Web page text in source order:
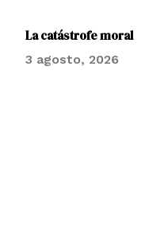
La catástrofe moral
3 agosto, 2026